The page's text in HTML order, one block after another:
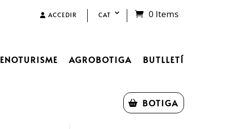
ACCEDIR CAT 0 Items
ENOTURISME AGROBOTIGA BUTLLETÍ
BOTIGA